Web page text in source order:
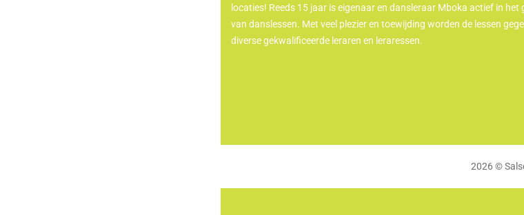
locaties! Reeds 15 jaar is eigenaar en dansleraar Mboka actief in het
van danslessen. Met veel plezier en toewijding worden de lessen
diverse gekwalificeerde leraren en leraressen.
2026 ©